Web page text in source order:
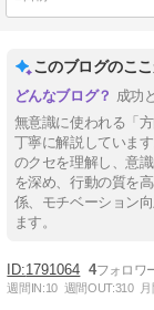
このブログのこ
成功
無意識に使われる「
丁寧に解説していま
のクセを理解し、意
を深め、行動の質を
係、モチベーション
ます。
1791064 4
週間IN:10 週間OUT:310